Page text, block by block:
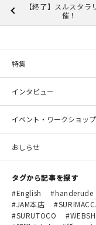
【終了】スルスタラ
催！
特集
インタビュー
イベント・ワークショップ
おしらせ
タグから記事を探す
English
handerude
JAM本店
SURUTOCO